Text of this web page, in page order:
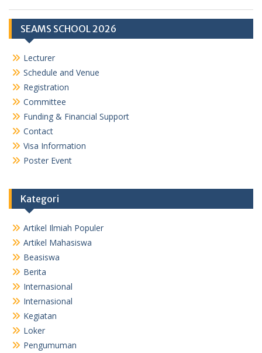
SEAMS SCHOOL 2026
Lecturer
Schedule and Venue
Registration
Committee
Funding & Financial Support
Contact
Visa Information
Poster Event
Kategori
Artikel Ilmiah Populer
Artikel Mahasiswa
Beasiswa
Berita
Internasional
Internasional
Kegiatan
Loker
Pengumuman